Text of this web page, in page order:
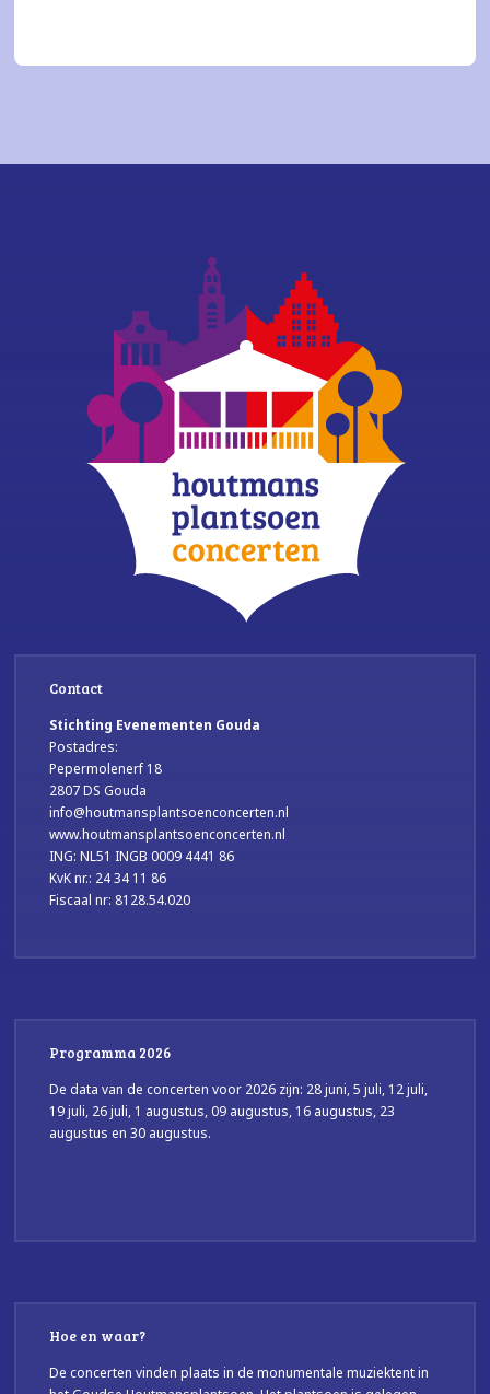
Contact
Stichting Evenementen Gouda
Postadres:
Pepermolenerf 18
2807 DS Gouda
info@houtmansplantsoenconcerten.nl
www.houtmansplantsoenconcerten.nl
ING: NL51 INGB 0009 4441 86
KvK nr.: 24 34 11 86
Fiscaal nr: 8128.54.020
Programma 2026
De data van de concerten voor 2026 zijn: 28 juni, 5 juli, 12 juli,
19 juli, 26 juli, 1 augustus, 09 augustus, 16 augustus, 23
augustus en 30 augustus.
Hoe en waar?
De concerten vinden plaats in de monumentale muziektent in